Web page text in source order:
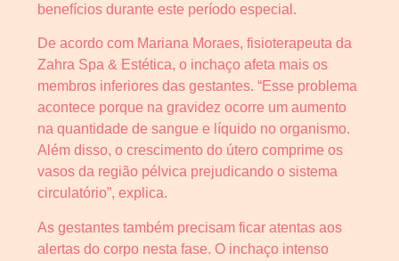
benefícios durante este período especial.
De acordo com Mariana Moraes, fisioterapeuta da
Zahra Spa & Estética, o inchaço afeta mais os
membros inferiores das gestantes. “Esse problema
acontece porque na gravidez ocorre um aumento
na quantidade de sangue e líquido no organismo.
Além disso, o crescimento do útero comprime os
vasos da região pélvica prejudicando o sistema
circulatório”, explica.
As gestantes também precisam ficar atentas aos
alertas do corpo nesta fase. O inchaço intenso